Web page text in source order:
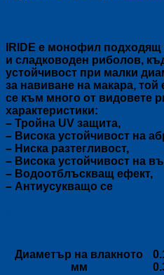
IRIDE e монофил
и сладководен риболов,
устойчивост при малки
за навиване на макара,
се към много от видовете
характеристики:
– Тройна UV защита,
– Висока устойчивост на
– Ниска разтегливост,
– Висока устойчивост на
– Водоотблъскващ ефект,
– Антиусукващо се
Диаметър на влакното
мм